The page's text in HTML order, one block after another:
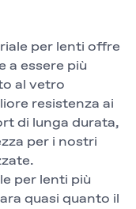
per lenti offre
a essere più
al vetro
resistenza ai
di lunga durata,
per i nostri
per lenti più
quasi quanto il